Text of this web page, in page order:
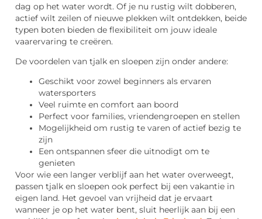
dag op het water wordt. Of je nu rustig wilt dobberen,
actief wilt zeilen of nieuwe plekken wilt ontdekken, beide
typen boten bieden de flexibiliteit om jouw ideale
vaarervaring te creëren.
De voordelen van tjalk en sloepen zijn onder andere:
Geschikt voor zowel beginners als ervaren
watersporters
Veel ruimte en comfort aan boord
Perfect voor families, vriendengroepen en stellen
Mogelijkheid om rustig te varen of actief bezig te
zijn
Een ontspannen sfeer die uitnodigt om te
genieten
Voor wie een langer verblijf aan het water overweegt,
passen tjalk en sloepen ook perfect bij een vakantie in
eigen land. Het gevoel van vrijheid dat je ervaart
wanneer je op het water bent, sluit heerlijk aan bij een